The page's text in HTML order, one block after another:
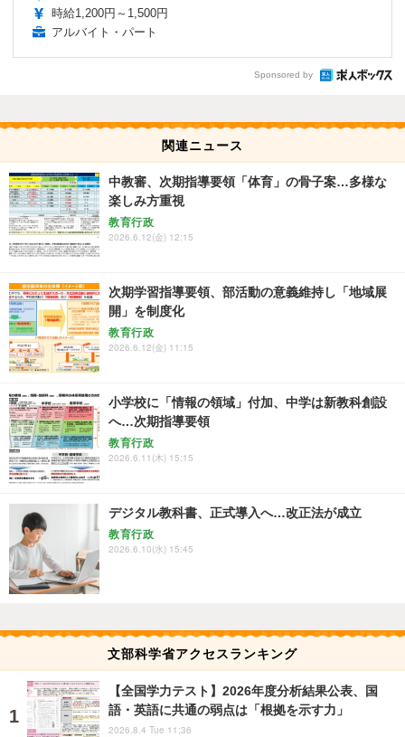
時給1,200円～1,500円
アルバイト・パート
Sponsored by
関連ニュース
中教審、次期指導要領「体育」の骨子案…多様な
楽しみ方重視
教育行政
2026.6.12(金) 12:15
次期学習指導要領、部活動の意義維持し「地域展
開」を制度化
教育行政
2026.6.12(金) 11:15
小学校に「情報の領域」付加、中学は新教科創設
へ…次期指導要領
教育行政
2026.6.11(木) 15:15
デジタル教科書、正式導入へ…改正法が成立
教育行政
2026.6.10(水) 15:45
文部科学省アクセスランキング
【全国学力テスト】2026年度分析結果公表、国
語・英語に共通の弱点は「根拠を示す力」
2026.8.4 Tue 11:36